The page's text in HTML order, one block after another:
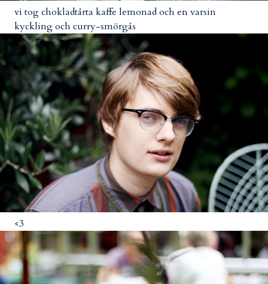
vi tog chokladtårta kaffe lemonad och en varsin
kyckling och curry-smörgås
<3